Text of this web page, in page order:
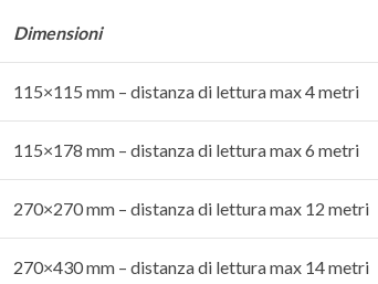
Dimensioni
115×115 mm – distanza di lettura max 4 metri
115×178 mm – distanza di lettura max 6 metri
270×270 mm – distanza di lettura max 12 metri
270×430 mm – distanza di lettura max 14 metri